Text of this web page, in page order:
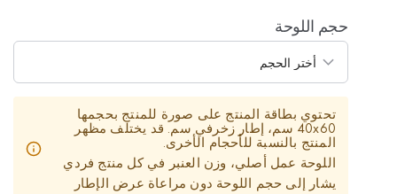
حجم اللوحة
تحتوي بطاقة المنتج على صورة للمنتج بحجمها
40x60 سم، إطار زخرفي سم. قد يختلف مظهر
المنتج بالنسبة للأحجام الأخرى.
اللوحة عمل أصلي، وزن العنبر في كل منتج فردي
يشار إلى حجم اللوحة دون مراعاة عرض الإطار